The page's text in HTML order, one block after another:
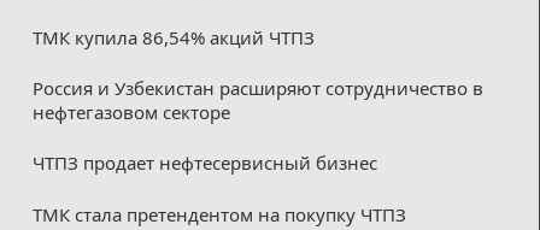
ТМК купила 86,54% акций ЧТПЗ
Россия и Узбекистан расширяют сотрудничество в
нефтегазовом секторе
ЧТПЗ продает нефтесервисный бизнес
ТМК стала претендентом на покупку ЧТПЗ